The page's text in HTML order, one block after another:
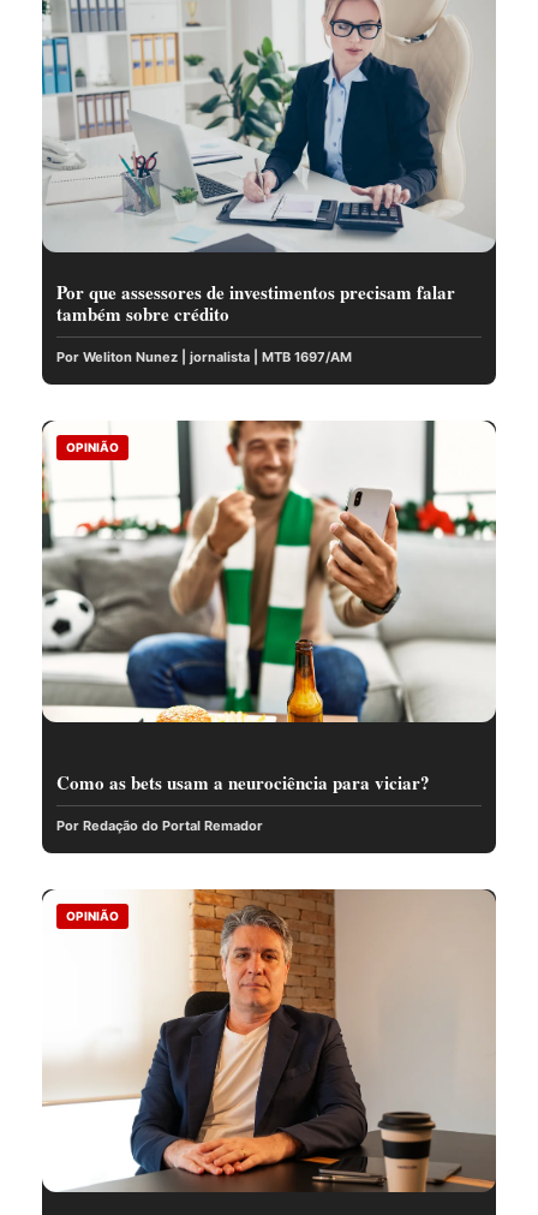
Por que assessores de investimentos precisam falar
também sobre crédito
Por Weliton Nunez | jornalista | MTB 1697/AM
OPINIÃO
Como as bets usam a neurociência para viciar?
Por Redação do Portal Remador
OPINIÃO